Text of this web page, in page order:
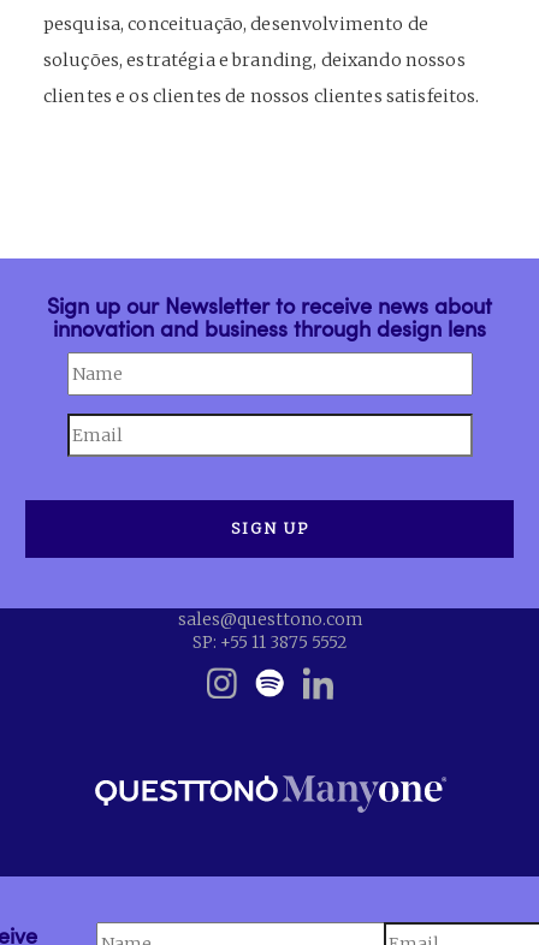
pesquisa, conceituação, desenvolvimento de
soluções, estratégia e branding, deixando nossos
clientes e os clientes de nossos clientes satisfeitos.
Sign up our Newsletter to receive news about
innovation and business through design lens
sales@questtono.com
SP: +55 11 3875 5552